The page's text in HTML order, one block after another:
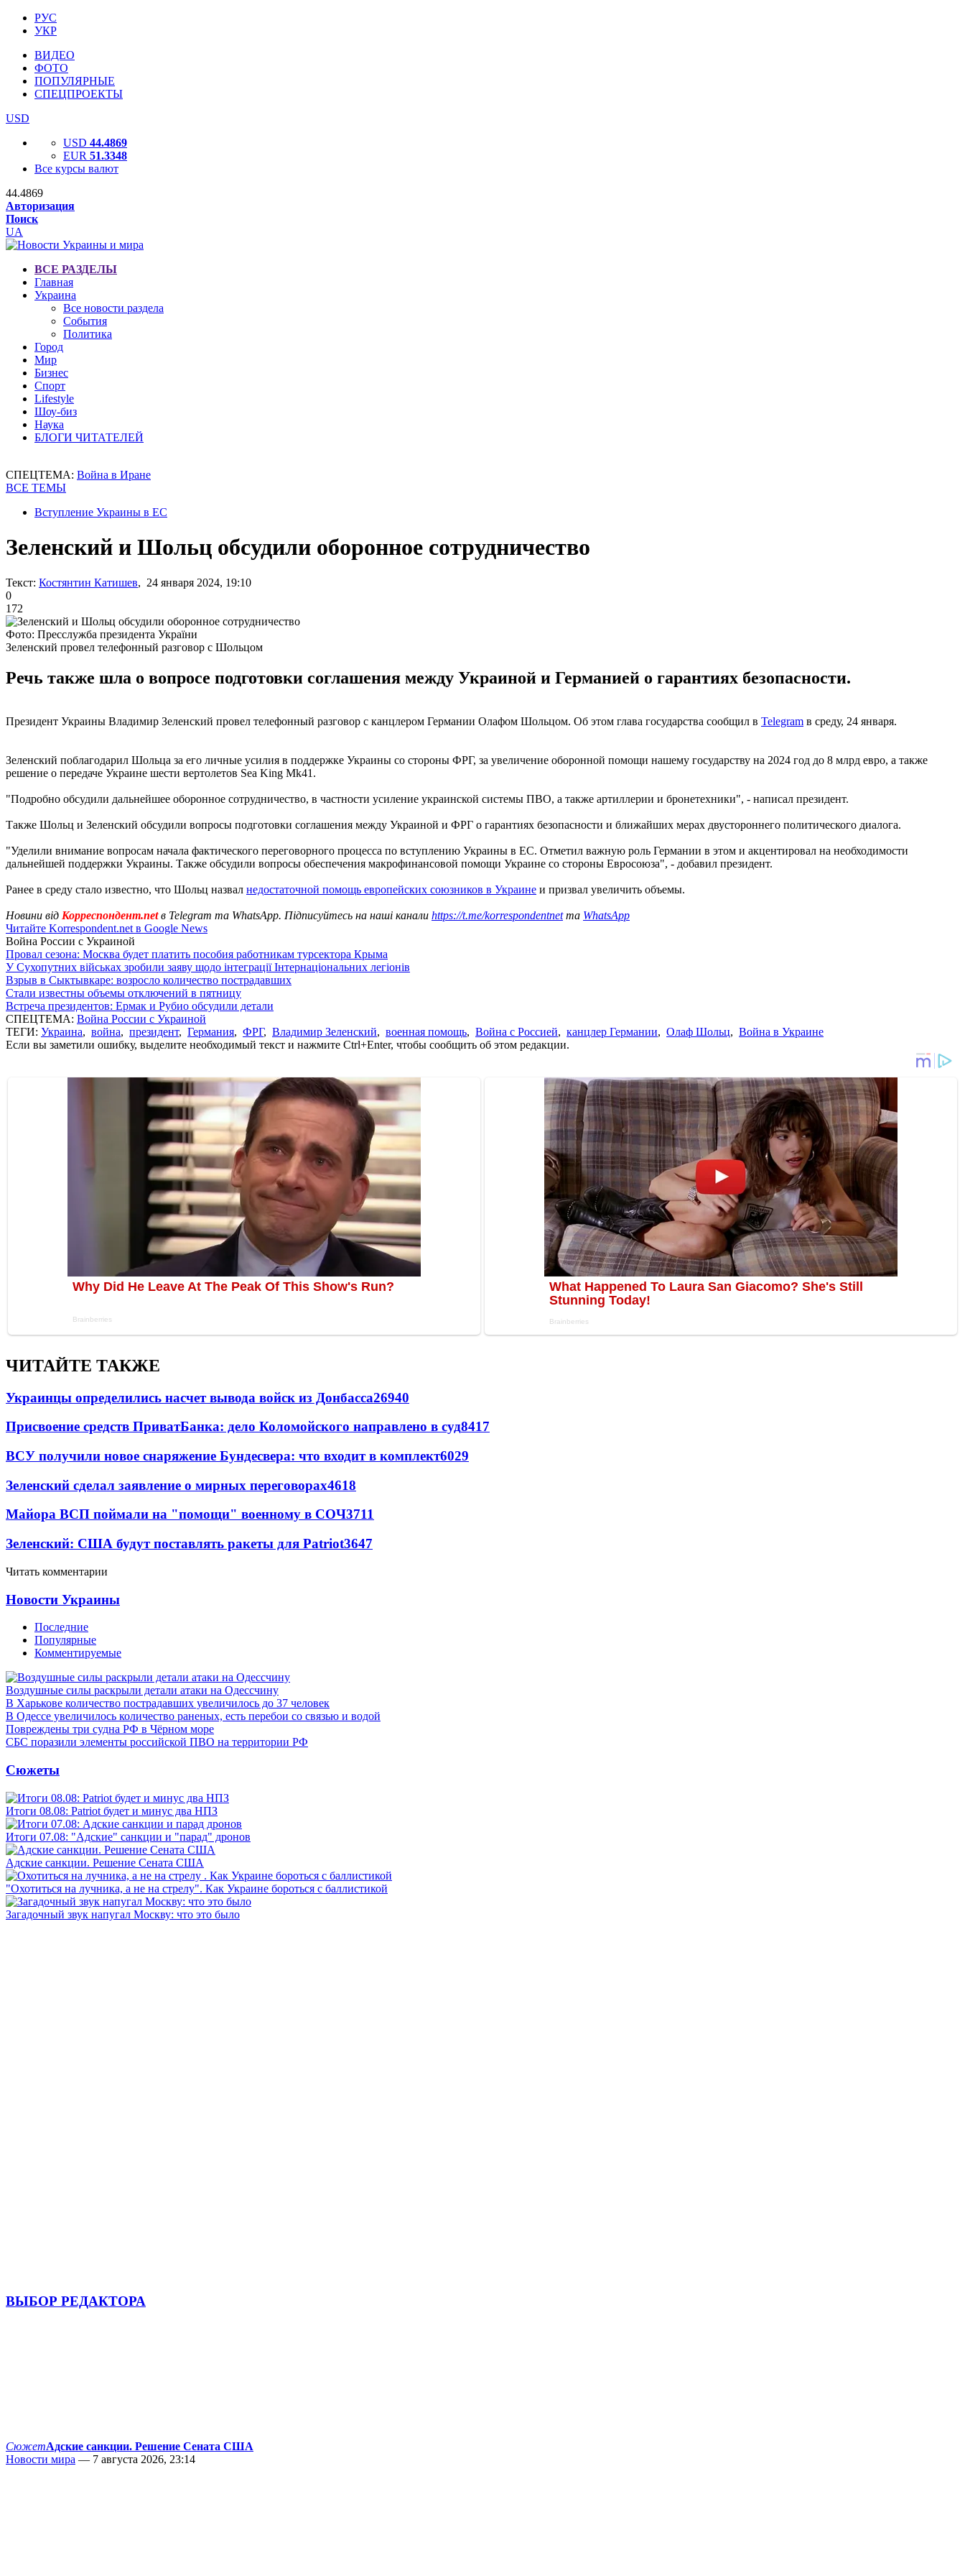
РУС
УКР
ВИДЕО
ФОТО
ПОПУЛЯРНЫЕ
СПЕЦПРОЕКТЫ
USD
USD 44.4869
EUR 51.3348
Все курсы валют
44.4869
Авторизация
Поиск
UA
ВСЕ РАЗДЕЛЫ
Главная
Украина
Все новости раздела
События
Политика
Город
Мир
Бизнес
Спорт
Lifestyle
Шоу-биз
Наука
БЛОГИ ЧИТАТЕЛЕЙ
СПЕЦТЕМА: Война в Иране
ВСЕ ТЕМЫ
Вступление Украины в ЕС
Зеленский и Шольц обсудили оборонное сотрудничество
Текст: Костянтин Катишев, 24 января 2024, 19:10
0
172
Фото: Пресслужба президента України
Зеленский провел телефонный разговор с Шольцом
Речь также шла о вопросе подготовки соглашения между Украиной и Германией о гарантиях безопасности.
Президент Украины Владимир Зеленский провел телефонный разговор с канцлером Германии Олафом Шольцом. Об этом глава государства сообщил в Telegram в среду, 24 января.
Зеленский поблагодарил Шольца за его личные усилия в поддержке Украины со стороны ФРГ, за увеличение оборонной помощи нашему государству на 2024 год до 8 млрд евро, а также
решение о передаче Украине шести вертолетов Sea King Mk41.
"Подробно обсудили дальнейшее оборонное сотрудничество, в частности усиление украинской системы ПВО, а также артиллерии и бронетехники", - написал президент.
Также Шольц и Зеленский обсудили вопросы подготовки соглашения между Украиной и ФРГ о гарантиях безопасности и ближайших мерах двустороннего политического диалога.
"Уделили внимание вопросам начала фактического переговорного процесса по вступлению Украины в ЕС. Отметил важную роль Германии в этом и акцентировал на необходимости
дальнейшей поддержки Украины. Также обсудили вопросы обеспечения макрофинансовой помощи Украине со стороны Евросоюза", - добавил президент.
Ранее в среду стало известно, что Шольц назвал недостаточной помощь европейских союзников в Украине и призвал увеличить объемы.
Новини від Корреспондент.netв Telegram та WhatsApp. Підписуйтесь на наші канали https://t.me/korrespondentnetта WhatsApp
Читайте Korrespondent.net в Google News
Война России с Украиной
Провал сезона: Москва будет платить пособия работникам турсектора Крыма
У Сухопутних військах зробили заяву щодо інтеграції Інтернаціональних легіонів
Взрыв в Сыктывкаре: возросло количество пострадавших
Стали известны объемы отключений в пятницу
Встреча президентов: Ермак и Рубио обсудили детали
СПЕЦТЕМА: Война России с Украиной
ТЕГИ: Украина, война, президент, Германия, ФРГ, Владимир Зеленский, военная помощь, Война с Россией, канцлер Германии, Олаф Шольц, Война в Украине
Если вы заметили ошибку, выделите необходимый текст и нажмите Ctrl+Enter, чтобы сообщить об этом редакции.
ЧИТАЙТЕ ТАКЖЕ
Украинцы определились насчет вывода войск из Донбасса26940
Присвоение средств ПриватБанка: дело Коломойского направлено в суд8417
ВСУ получили новое снаряжение Бундесвера: что входит в комплект6029
Зеленский сделал заявление о мирных переговорах4618
Майора ВСП поймали на "помощи" военному в СОЧ3711
Зеленский: США будут поставлять ракеты для Patriot3647
Читать комментарии
Новости Украины
Последние
Популярные
Комментируемые
Воздушные силы раскрыли детали атаки на Одессчину
В Харькове количество пострадавших увеличилось до 37 человек
В Одессе увеличилось количество раненых, есть перебои со связью и водой
Повреждены три судна РФ в Чёрном море
СБС поразили элементы российской ПВО на территории РФ
Сюжеты
Итоги 08.08: Patriot будет и минус два НПЗ
Итоги 07.08: "Адские" санкции и "парад" дронов
Адские санкции. Решение Сената США
"Охотиться на лучника, а не на стрелу". Как Украине бороться с баллистикой
Загадочный звук напугал Москву: что это было
ВЫБОР РЕДАКТОРА
СюжетАдские санкции. Решение Сената США
Новости мира — 7 августа 2026, 23:14